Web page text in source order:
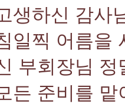
생하신 감사
일찍 어름을
부회장님 정
든 준비를